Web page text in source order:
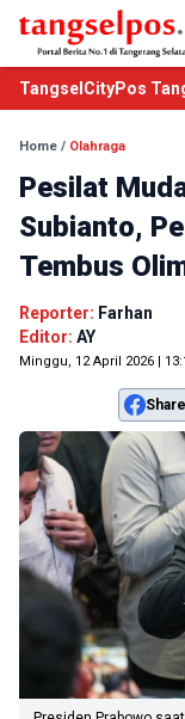
TangselCityPos
Home / Olahraga
Pesilat
Subianto,
Tembus
Reporter: Farhan
Editor: AY
Minggu, 12 April 2026 |
Share